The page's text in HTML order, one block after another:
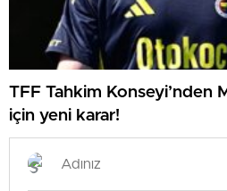
TFF Tahkim Konseyi’nden
için yeni karar!